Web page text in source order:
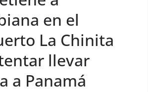
en el
La Chinita
llevar
a Panamá